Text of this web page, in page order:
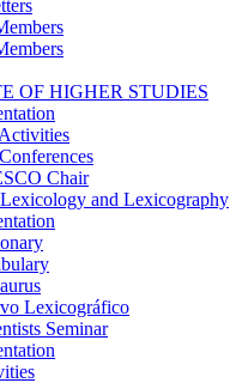
OF HIGHER STUDIES
Chair
and Lexicography
Lexicográfico
Seminar